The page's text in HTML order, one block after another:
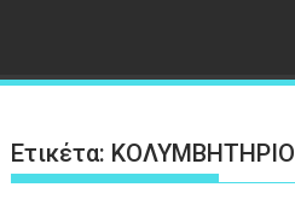
Ετικέτα: ΚΟΛΥΜΒΗΤΗΡΙΟ